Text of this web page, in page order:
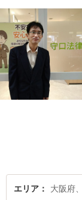
エリア 大阪府